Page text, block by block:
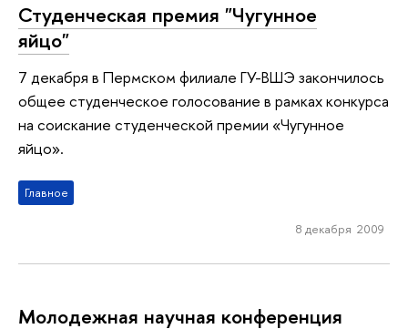
Студенческая премия "Чугунное
яйцо"
7 декабря в Пермском филиале ГУ-ВШЭ закончилось
общее студенческое голосование в рамках конкурса
на соискание студенческой премии «Чугунное
яйцо».
Главное
8 декабря 2009
Молодежная научная конференция